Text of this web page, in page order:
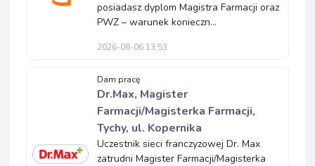
posiadasz dyplom Magistra Farmacji oraz
PWZ – warunek konieczn...
2026-08-06 13:53
Dam pracę
Dr.Max, Magister
Farmacji/Magisterka Farmacji,
Tychy, ul. Kopernika
Uczestnik sieci franczyzowej Dr. Max
zatrudni Magister Farmacji/Magisterka